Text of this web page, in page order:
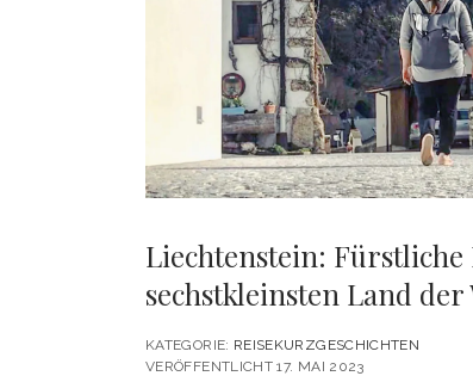
Liechtenstein:
sechstkleinsten Land der
KATEGORIE: REISEKURZGESCHICHTEN
VERÖFFENTLICHT 17. MAI 2023